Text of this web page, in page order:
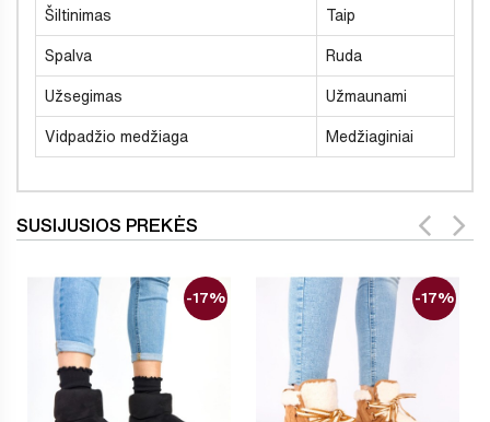
Šiltinimas Taip
Spalva Ruda
Užsegimas Užmaunami
Vidpadžio medžiaga Medžiaginiai
SUSIJUSIOS PREKĖS
-17% -17%